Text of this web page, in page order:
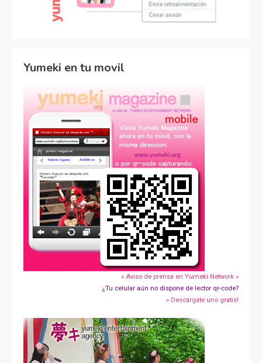
Yumeki en tu movil
» Aviso de prensa en Yumeki Network »
¿Tu celular aún no dispone de lector qr-code?
» Descárgate uno gratis!